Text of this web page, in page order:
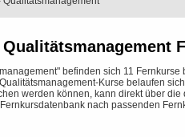
befinden sich 11
Kurse belaufen
werden können, kann direkt über
nach passenden